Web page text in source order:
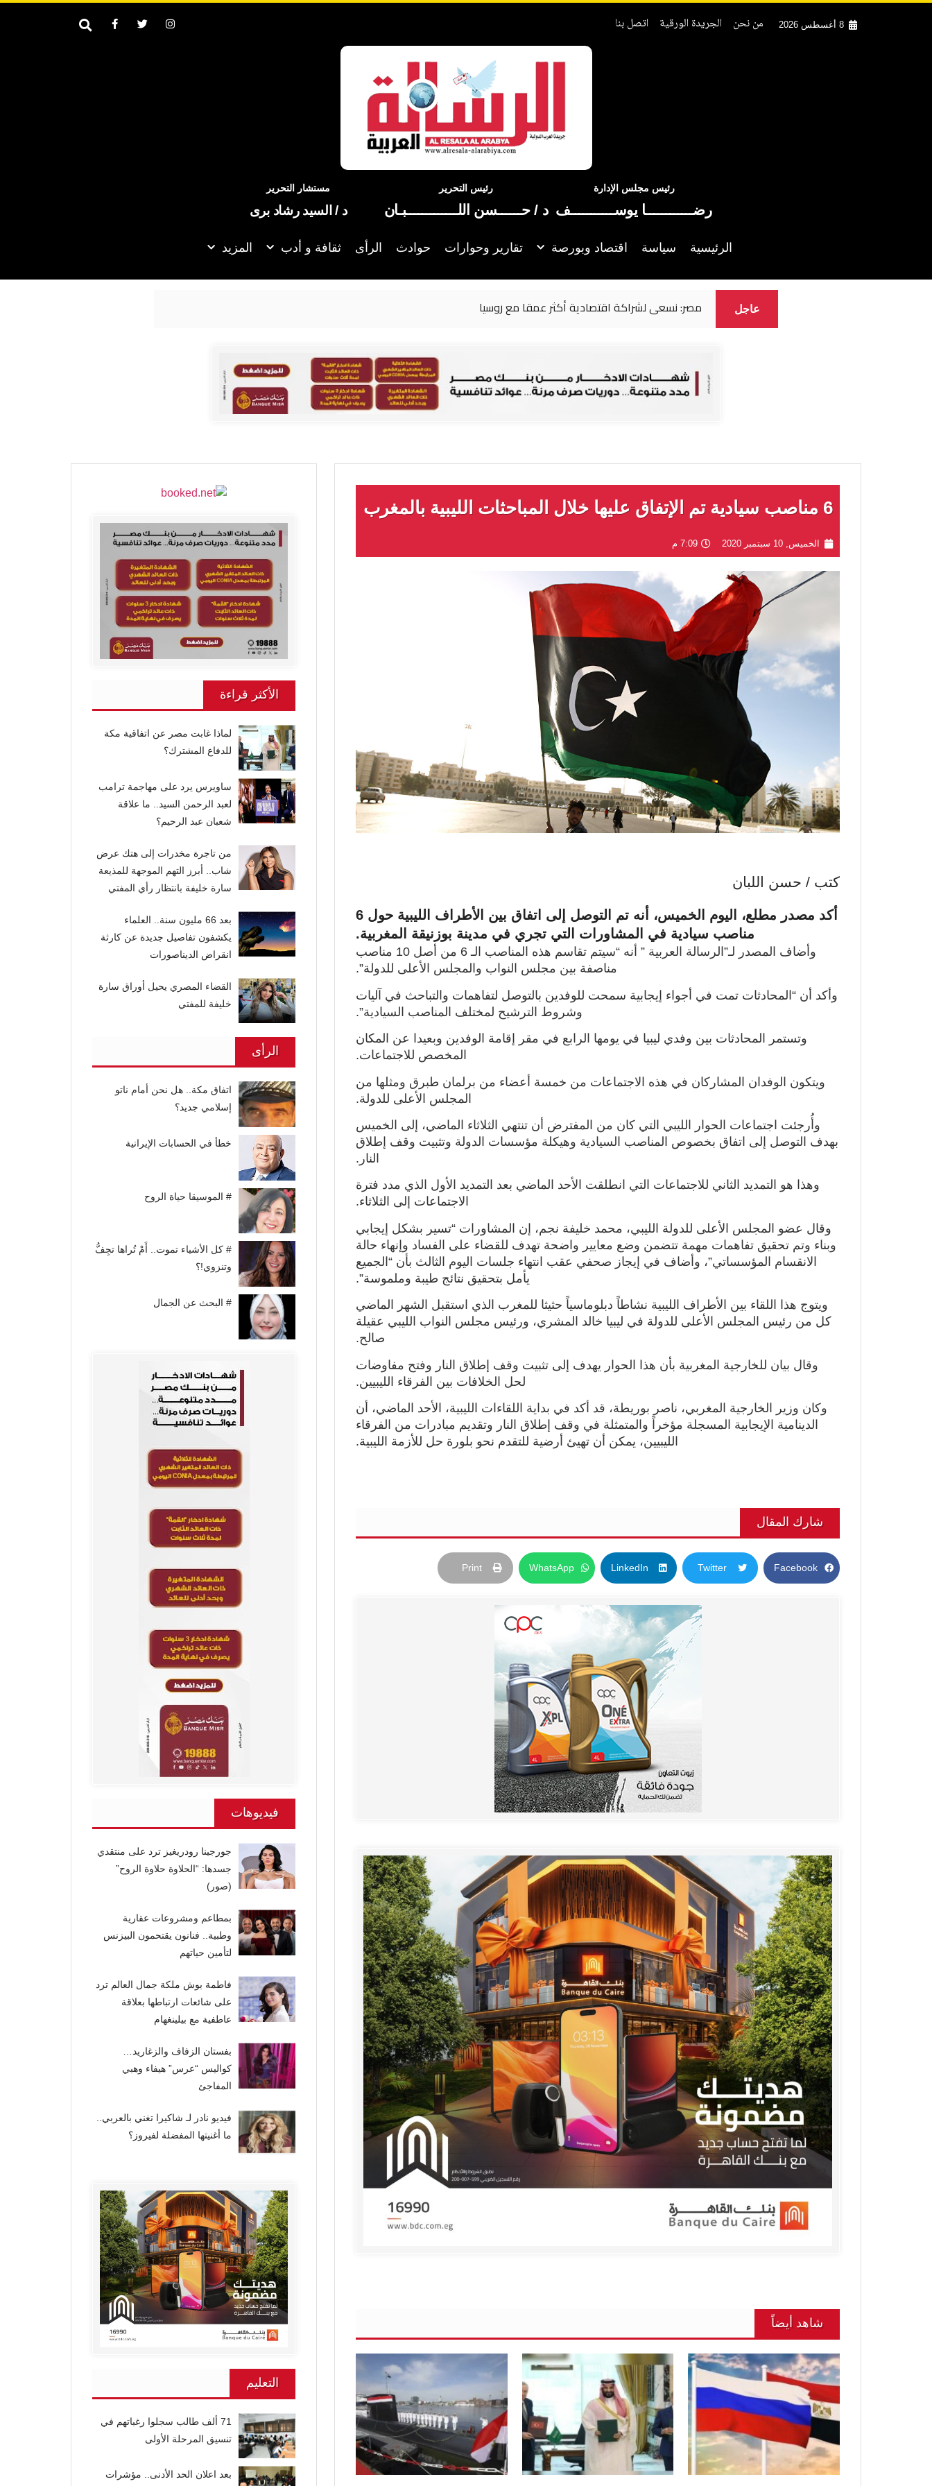
8 أغسطس 2026 من نحن الجريدة الورقية اتصل بنا
رئيس مجلس الإدارة
رضــــــــــــا يوســـــــــــف
رئيس التحرير
د / حــــــسن اللـــــــــــــبـان
مستشار التحرير
د / السيد رشاد برى
الرئيسية سياسة اقتصاد وبورصة تقارير وحوارات حوادث الرأى ثقافة و أدب المزيد
عاجل مصر: نسعى لشراكة اقتصادية أكثر عمقا مع روسيا
6 مناصب سيادية تم الإتفاق عليها خلال المباحثات الليبية بالمغرب
الخميس, 10 سبتمبر 2020 7:09 م
كتب / حسن اللبان
أكد مصدر مطلع، اليوم الخميس، أنه تم التوصل إلى اتفاق بين الأطراف الليبية حول 6
مناصب سيادية في المشاورات التي تجري في مدينة بوزنيقة المغربية.
وأضاف المصدر لـ”الرسالة العربية ” أنه “سيتم تقاسم هذه المناصب الـ 6 من أصل 10 مناصب
مناصفة بين مجلس النواب والمجلس الأعلى للدولة”.
وأكد أن “المحادثات تمت في أجواء إيجابية سمحت للوفدين بالتوصل لتفاهمات والتباحث في آليات
وشروط الترشيح لمختلف المناصب السيادية”.
وتستمر المحادثات بين وفدي ليبيا في يومها الرابع في مقر إقامة الوفدين وبعيدا عن المكان
المخصص للاجتماعات.
ويتكون الوفدان المشاركان في هذه الاجتماعات من خمسة أعضاء من برلمان طبرق ومثلها من
المجلس الأعلى للدولة.
وأُرجئت اجتماعات الحوار الليبي التي كان من المفترض أن تنتهي الثلاثاء الماضي، إلى الخميس
بهدف التوصل إلى اتفاق بخصوص المناصب السيادية وهيكلة مؤسسات الدولة وتثبيت وقف إطلاق
النار.
وهذا هو التمديد الثاني للاجتماعات التي انطلقت الأحد الماضي بعد التمديد الأول الذي مدد فترة
الاجتماعات إلى الثلاثاء.
وقال عضو المجلس الأعلى للدولة الليبي، محمد خليفة نجم، إن المشاورات “تسير بشكل إيجابي
وبناء وتم تحقيق تفاهمات مهمة تتضمن وضع معايير واضحة تهدف للقضاء على الفساد وإنهاء حالة
الانقسام المؤسساتي”، وأضاف في إيجاز صحفي عقب انتهاء جلسات اليوم الثالث بأن “الجميع
يأمل بتحقيق نتائج طيبة وملموسة”.
ويتوج هذا اللقاء بين الأطراف الليبية نشاطاً دبلوماسياً حثيثا للمغرب الذي استقبل الشهر الماضي
كل من رئيس المجلس الأعلى للدولة في ليبيا خالد المشري، ورئيس مجلس النواب الليبي عقيلة
صالح.
وقال بيان للخارجية المغربية بأن هذا الحوار يهدف إلى تثبيت وقف إطلاق النار وفتح مفاوضات
لحل الخلافات بين الفرقاء الليبيين.
وكان وزير الخارجية المغربي، ناصر بوريطة، قد أكد في بداية اللقاءات الليبية، الأحد الماضي، أن
الدينامية الإيجابية المسجلة مؤخراً والمتمثلة في وقف إطلاق النار وتقديم مبادرات من الفرقاء
الليبيين، يمكن أن تهيئ أرضية للتقدم نحو بلورة حل للأزمة الليبية.
شارك المقال
Facebook
Twitter
LinkedIn
WhatsApp
Print
شاهد أيضاً
الأكثر قراءة
لماذا غابت مصر عن اتفاقية مكة
للدفاع المشترك؟
ساويرس يرد على مهاجمة ترامب
لعبد الرحمن السيد.. ما علاقة
شعبان عبد الرحيم؟
من تاجرة مخدرات إلى هتك عرض
شاب.. أبرز التهم الموجهة للمذيعة
سارة خليفة بانتظار رأي المفتي
بعد 66 مليون سنة.. العلماء
يكشفون تفاصيل جديدة عن كارثة
انقراض الديناصورات
القضاء المصري يحيل أوراق سارة
خليفة للمفتي
الرأى
اتفاق مكة.. هل نحن أمام ناتو
إسلامي جديد؟
خطأ في الحسابات الإيرانية
# الموسيقا حياة الروح
# كل الأشياء تموت.. أَمْ تُراها تجِفُّ
وتنزوي!؟
# البحث عن الجمال
فيديوهات
جورجينا رودريغيز ترد على منتقدي
جسدها: “الحلاوة حلاوة الروح”
(صور)
بمطاعم ومشروعات عقارية
وطبية.. فنانون يقتحمون البيزنس
لتأمين حياتهم
فاطمة بوش ملكة جمال العالم ترد
على شائعات ارتباطها بعلاقة
عاطفية مع بيلينغهام
بفستان الزفاف والزغاريد…
كواليس “عرس” هيفاء وهبي
المفاجئ
فيديو نادر لـ شاكيرا تغني بالعربي..
ما أغنيتها المفضلة لفيروز؟
التعليم
71 ألف طالب سجلوا رغباتهم في
تنسيق المرحلة الأولى
بعد اعلان الحد الأدنى.. مؤشرات